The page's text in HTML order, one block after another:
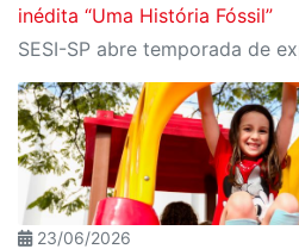
inédita “Uma História Fóssil”
23/06/2026